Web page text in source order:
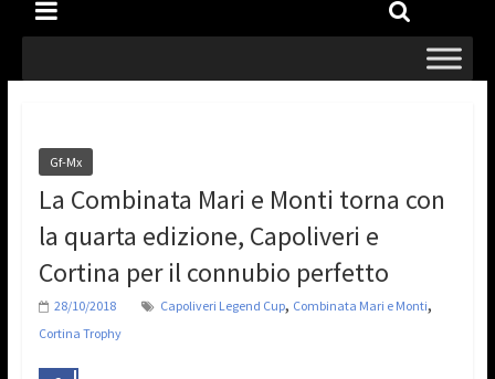
Gf-Mx
La Combinata Mari e Monti torna con
la quarta edizione, Capoliveri e
Cortina per il connubio perfetto
28/10/2018 Capoliveri Legend Cup, Combinata Mari e Monti,
Cortina Trophy